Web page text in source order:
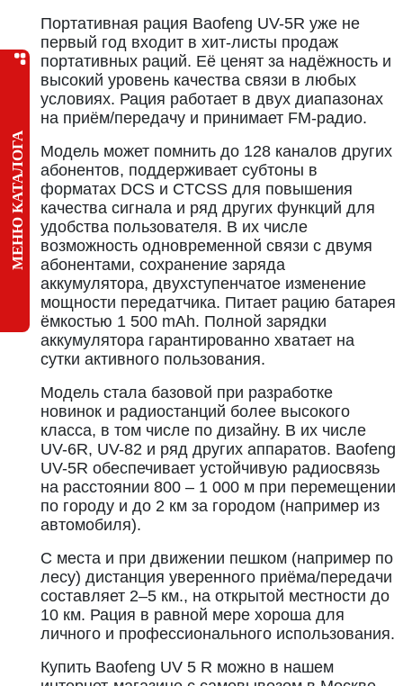
МЕНЮ КАТАЛОГА
Портативная рация Baofeng UV-5R уже не
первый год входит в хит-листы продаж
портативных раций. Её ценят за надёжность и
высокий уровень качества связи в любых
условиях. Рация работает в двух диапазонах
на приём/передачу и принимает FM-радио.
Модель может помнить до 128 каналов других
абонентов, поддерживает субтоны в
форматах DCS и CTCSS для повышения
качества сигнала и ряд других функций для
удобства пользователя. В их числе
возможность одновременной связи с двумя
абонентами, сохранение заряда
аккумулятора, двухступенчатое изменение
мощности передатчика. Питает рацию батарея
ёмкостью 1 500 mAh. Полной зарядки
аккумулятора гарантированно хватает на
сутки активного пользования.
Модель стала базовой при разработке
новинок и радиостанций более высокого
класса, в том числе по дизайну. В их числе
UV-6R, UV-82 и ряд других аппаратов. Baofeng
UV-5R обеспечивает устойчивую радиосвязь
на расстоянии 800 – 1 000 м при перемещении
по городу и до 2 км за городом (например из
автомобиля).
С места и при движении пешком (например по
лесу) дистанция уверенного приёма/передачи
составляет 2–5 км., на открытой местности до
10 км. Рация в равной мере хороша для
личного и профессионального использования.
Купить Baofeng UV 5 R можно в нашем